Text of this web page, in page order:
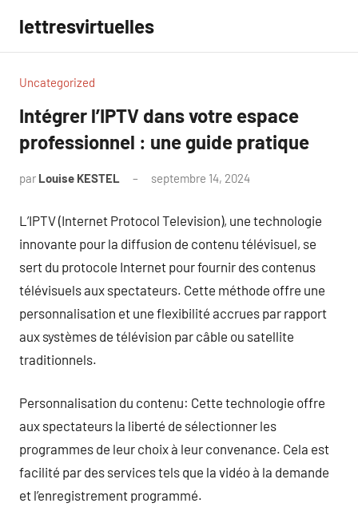
contenu
lettresvirtuelles
Uncategorized
Intégrer l’IPTV dans votre espace
professionnel : une guide pratique
par Louise KESTEL septembre 14, 2024
L’IPTV (Internet Protocol Television), une technologie
innovante pour la diffusion de contenu télévisuel, se
sert du protocole Internet pour fournir des contenus
télévisuels aux spectateurs. Cette méthode offre une
personnalisation et une flexibilité accrues par rapport
aux systèmes de télévision par câble ou satellite
traditionnels.
Personnalisation du contenu: Cette technologie offre
aux spectateurs la liberté de sélectionner les
programmes de leur choix à leur convenance. Cela est
facilité par des services tels que la vidéo à la demande
et l’enregistrement programmé.